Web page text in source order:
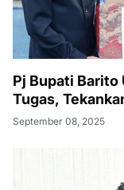
Pj Bupati Barito
Tugas,
September 08, 2025